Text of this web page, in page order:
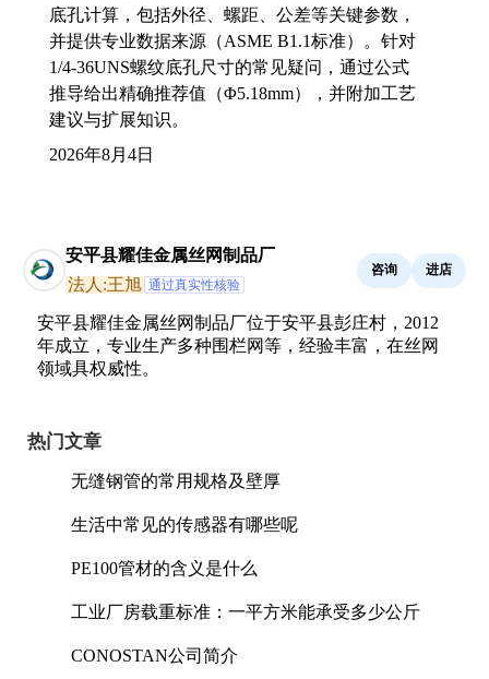
底孔计算，包括外径、螺距、公差等关键参数，
并提供专业数据来源（ASME B1.1标准）。针对
1/4-36UNS螺纹底孔尺寸的常见疑问，通过公式
推导给出精确推荐值（Φ5.18mm），并附加工艺
建议与扩展知识。
2026年8月4日
安平县耀佳金属丝网制品厂
法人:王旭 通过真实性核验
咨询 进店
安平县耀佳金属丝网制品厂位于安平县彭庄村，2012
年成立，专业生产多种围栏网等，经验丰富，在丝网
领域具权威性。
热门文章
无缝钢管的常用规格及壁厚
生活中常见的传感器有哪些呢
PE100管材的含义是什么
工业厂房载重标准：一平方米能承受多少公斤
CONOSTAN公司简介